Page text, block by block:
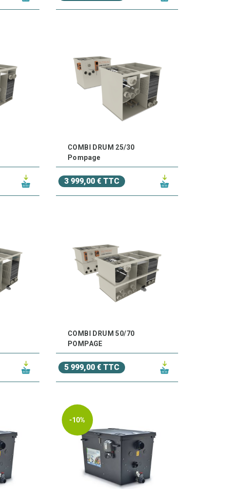
COMBI DRUM 25/30
Pompage
3 999,00 € TTC
COMBI DRUM 50/70
POMPAGE
5 999,00 € TTC
-10%